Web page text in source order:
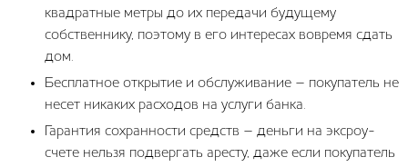
квадратные метры до их передачи будущему
собственнику, поэтому в его интересах вовремя сдать
дом.
Бесплатное открытие и обслуживание – покупатель не
несет никаких расходов на услуги банка.
Гарантия сохранности средств – деньги на эксроу-
счете нельзя подвергать аресту, даже если покупатель